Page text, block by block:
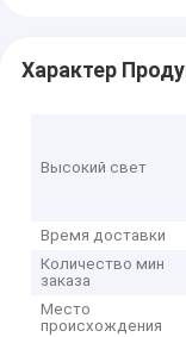
Характер
Высокий свет
Время доставки
Количество мин
заказа
Место
происхождения